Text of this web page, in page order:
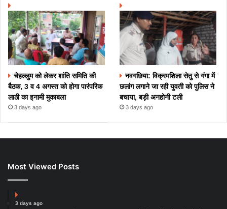
चेहल्लुम को लेकर शांति समिति की
बैठक, 3 व 4 अगस्त को होगा पारंपरिक
लाठी का इनामी मुकाबला
3 days ago
नवगछिया: विक्रमशिला सेतु से गंगा में
छलांग लगाने जा रही युवती को पुलिस ने
बचाया, बड़ी अनहोनी टली
3 days ago
Most Viewed Posts
3 days ago